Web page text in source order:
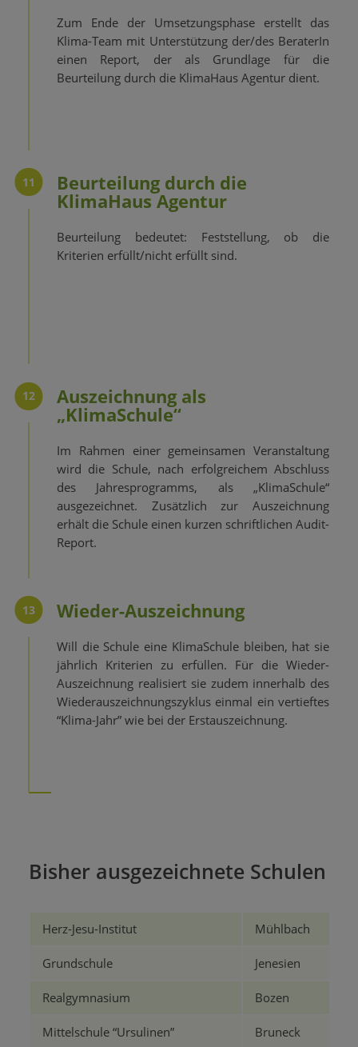
Zum Ende der Umsetzungsphase erstellt das
Klima-Team mit Unterstützung der/des BeraterIn
einen Report, der als Grundlage für die
Beurteilung durch die KlimaHaus Agentur dient.
11 Beurteilung durch die
KlimaHaus Agentur
Beurteilung bedeutet: Feststellung, ob die
Kriterien erfüllt/nicht erfüllt sind.
12 Auszeichnung als
„KlimaSchule“
Im Rahmen einer gemeinsamen Veranstaltung
wird die Schule, nach erfolgreichem Abschluss
des Jahresprogramms, als „KlimaSchule“
ausgezeichnet. Zusätzlich zur Auszeichnung
erhält die Schule einen kurzen schriftlichen Audit-
Report.
13 Wieder-Auszeichnung
Will die Schule eine KlimaSchule bleiben, hat sie
jährlich Kriterien zu erfüllen. Für die Wieder-
Auszeichnung realisiert sie zudem innerhalb des
Wiederauszeichnungszyklus einmal ein vertieftes
“Klima-Jahr” wie bei der Erstauszeichnung.
Bisher ausgezeichnete Schulen
Herz-Jesu-Institut
Mühlbach
Grundschule
Jenesien
Realgymnasium
Bozen
Mittelschule “Ursulinen”
Bruneck